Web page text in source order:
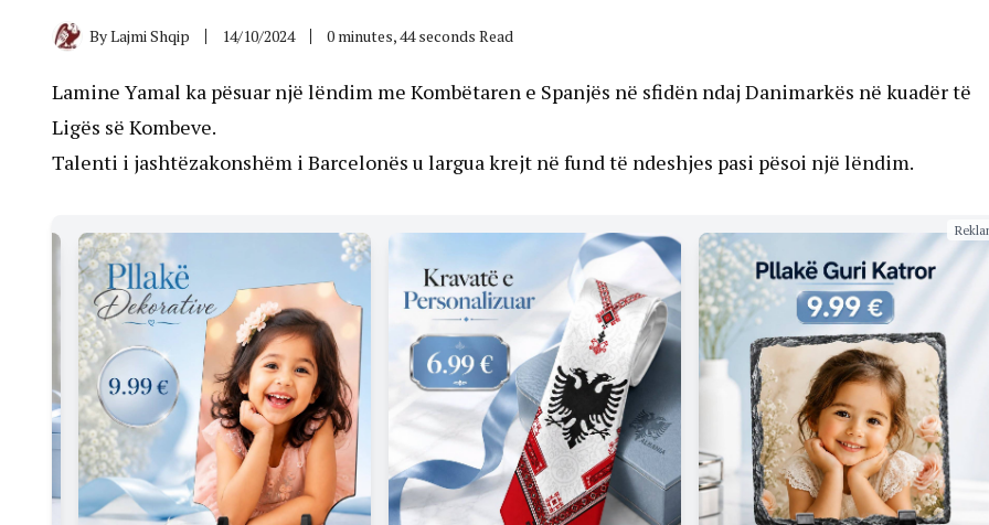
ByLajmi Shqip 14/10/2024 0 minutes, 44 seconds Read
Lamine Yamal ka pësuar një lëndim me Kombëtaren e Spanjës në sfidën ndaj Danimarkës në kuadër të
Ligës së Kombeve.
Talenti i jashtëzakonshëm i Barcelonës u largua krejt në fund të ndeshjes pasi pësoi një lëndim.